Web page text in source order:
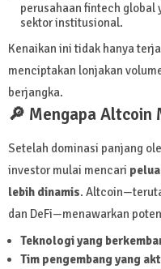
perusahaan fintech global
sektor institusional.
Kenaikan ini tidak hanya
menciptakan lonjakan
berjangka.
🔎 Mengapa Altcoin
Setelah dominasi panjang
investor mulai mencari
lebih dinamis.
dan DeFi—menawarkan
Teknologi yang
Tim pengembang yang